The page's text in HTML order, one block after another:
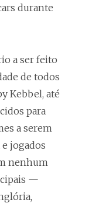
durante
a ser feito
de todos
Kebbel, até
para
a serem
jogados
nenhum
—